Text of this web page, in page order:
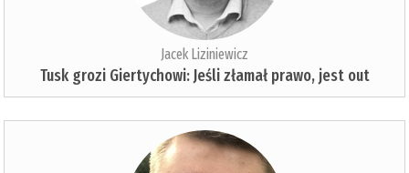
Jacek Liziniewicz
Tusk grozi Giertychowi: Jeśli złamał prawo, jest out